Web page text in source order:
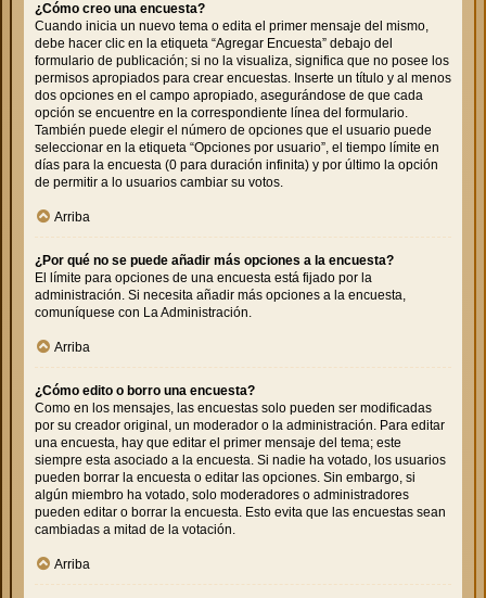
¿Cómo creo una encuesta?
Cuando inicia un nuevo tema o edita el primer mensaje del mismo,
debe hacer clic en la etiqueta “Agregar Encuesta” debajo del
formulario de publicación; si no la visualiza, significa que no posee los
permisos apropiados para crear encuestas. Inserte un título y al menos
dos opciones en el campo apropiado, asegurándose de que cada
opción se encuentre en la correspondiente línea del formulario.
También puede elegir el número de opciones que el usuario puede
seleccionar en la etiqueta “Opciones por usuario”, el tiempo límite en
días para la encuesta (0 para duración infinita) y por último la opción
de permitir a lo usuarios cambiar su votos.
Arriba
¿Por qué no se puede añadir más opciones a la encuesta?
El límite para opciones de una encuesta está fijado por la
administración. Si necesita añadir más opciones a la encuesta,
comuníquese con La Administración.
Arriba
¿Cómo edito o borro una encuesta?
Como en los mensajes, las encuestas solo pueden ser modificadas
por su creador original, un moderador o la administración. Para editar
una encuesta, hay que editar el primer mensaje del tema; este
siempre esta asociado a la encuesta. Si nadie ha votado, los usuarios
pueden borrar la encuesta o editar las opciones. Sin embargo, si
algún miembro ha votado, solo moderadores o administradores
pueden editar o borrar la encuesta. Esto evita que las encuestas sean
cambiadas a mitad de la votación.
Arriba